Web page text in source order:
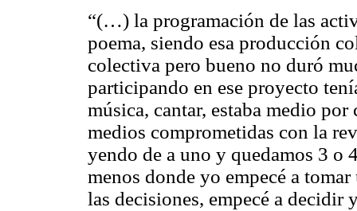
“(…) la programación de las
poema, siendo esa producción
colectiva pero bueno no duró
participando en ese proyecto
música, cantar, estaba medio
medios comprometidas con la
yendo de a uno y quedamos 3 o
menos donde yo empecé a
las decisiones, empecé a decidir